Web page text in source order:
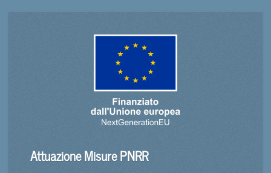
Attuazione Misure PNRR